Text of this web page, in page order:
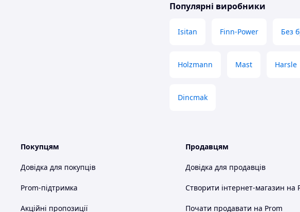
Популярні виробники
Isitan Finn-Power Без
Holzmann Mast Harsle
Dincmak
Покупцям
Довідка для покупців
Prom-підтримка
Акційні пропозиції
Продавцям
Довідка для продавців
Створити інтернет-магазин на
Почати продавати на Prom